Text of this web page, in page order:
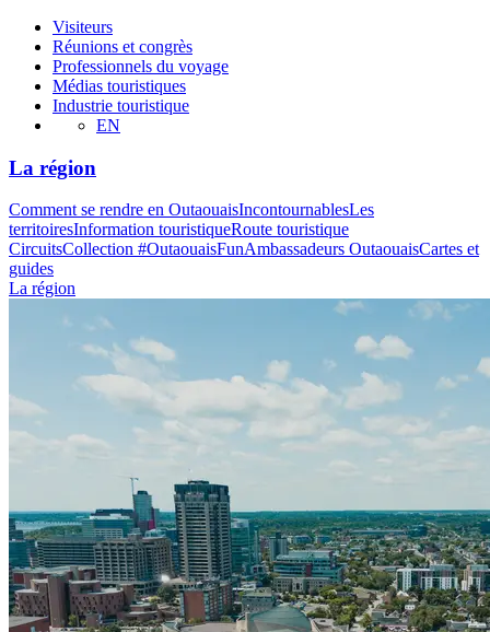
Visiteurs
Réunions et congrès
Professionnels du voyage
Médias touristiques
Industrie touristique
EN
La région
Comment se rendre en OutaouaisIncontournablesLes
territoiresInformation touristiqueRoute touristique
CircuitsCollection #OutaouaisFunAmbassadeurs OutaouaisCartes et
guides
La région